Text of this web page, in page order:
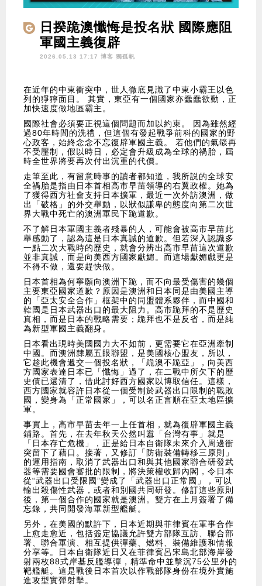
日揆跪澳懺悔是投名狀 國際應阻
軍國主義復辟
2026.05.13 17:17 博客 獨孤帆
在近年的中東衝突中，世人徹底見識了中東小霸王以色
列的猙獰面目。 其實，東亞有一個國家亦蠢蠢欲動，正
加快速度做地區霸主。
國際社會必須要正視這個問題而加以約束。 因為雖然經
過80年時間的洗禮，但這個有發起戰爭前科的國家的野
心政客，始終念念不忘復辟軍國主義。 若他們的氣燄再
不受壓制，假以時日，必定會升級成為全球的禍胎，屆
時全世界將要再次付出沉重的代價。
走筆至此，有留意時事的讀者都知道，我所説的全球安
全禍胎是指由日本首相高市早苗領導的右翼政權。她為
了獲得西方社會支持日本擴軍，最近一次外訪澳洲，做
出「破格」的外交舉動，以狀似謙卑的態度向第二次世
界大戰中死亡的澳洲軍民下跪道歉。
不了解日本軍國主義者殘暴的人，可能會被高市早苗此
舉感動了，認為這是日本真誠的道歉。但若深入認識多
一點二次大戰時的歷史，就會分辨出高市早苗這次道歉
並非真誠，而是向美西方國家獻媚。而這場獻媚戲更是
不得不做，還要趕快做。
日本首相為何寧願向澳洲下跪，而不向最受傷害的幾個
主要東亞國家道歉？原因是澳洲和日本同是由美國主導
的「亞太安全合作」框架中的同盟體系夥伴，而中國和
韓國是日本武器出口的最大阻力。高市跪拜的不是歷史
真相，而是日本的戰略需要；跪拜也不是反省，而是純
為新型軍國主義翻身。
日本看出現時美國國力大不如前，更需要它在亞洲牽制
中國。而澳洲隸屬五眼聯盟，是美國核心盟友，所以，
它趁此機會遞交一個投名狀，「跪澳不跪亞」，向美西
方國家表達日本已「懺悔」過了，在二戰中所欠下的歷
史債已還清了，借此討好西方國家以博取信任。這樣，
西方國家就容許日本從一個受制於武器出口限制的戰敗
國，變身為「正常國家」，可以名正言順在亞太地區擴
軍。
事實上，高市早苗去年一上任首相，就為復辟軍國主義
鋪路。首先，在去年秋天公然叫囂「台灣有事」就是
「日本存亡危機」，正是給日本自衛隊未來介入周邊衝
突留下了藉口。接著，又修訂「防衛裝備轉移三原則」
的運用指南，取消了武器出口和與其他國家聯合研發武
器等需要國會審批的限制，將決策權收歸內閣，令日本
從“武器出口受限國”變成了「武器出口正常國」，可以
輸出殺傷性武器，或者和別國共同研發。修訂這些原則
後，第一個合作的國家就是澳洲。雙方在上月簽署了備
忘錄，共同開發海軍新型艦艇。
另外，在美國的默許下，日本近期與菲律賓在軍事合作
上愈走愈近，包括簽定協議允許雙方部隊互訪、聯合部
署、聯合軍演、相互提供彈藥、燃料、裝備維護和情報
分享等。日本自衛隊近日又在菲律賓呂宋島北部海岸發
射兩枚88式岸基反艦導彈，精準命中並擊沉75公里外的
靶艦艇。這是戰後日本首次以作戰部隊身份在境外實施
進攻型實彈射擊。